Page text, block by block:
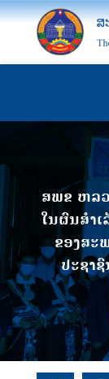
ສພຂ ຫລວ
ໃນຜົນສຳ
ຂອງສະ
ປະຊາ